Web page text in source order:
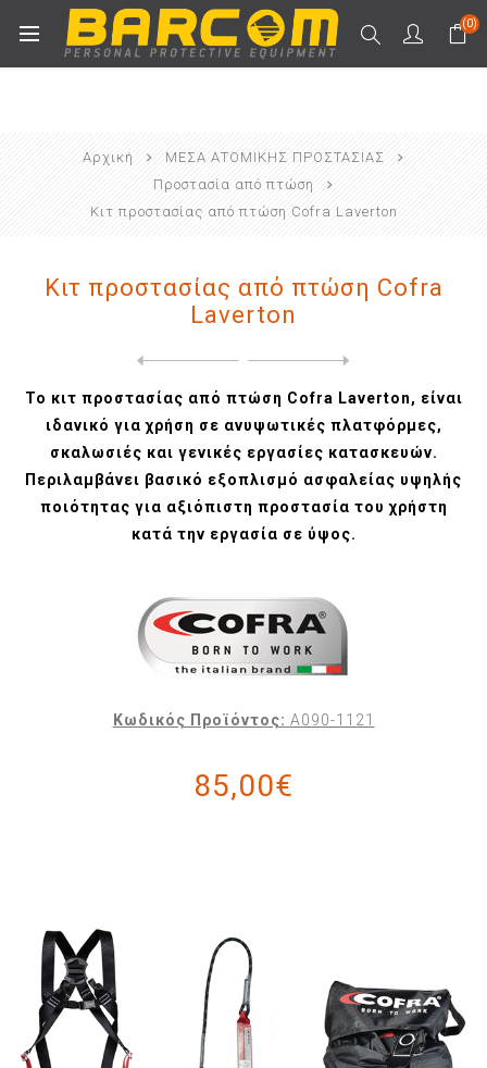
(0)
Αρχική
ΜΕΣΑ ΑΤΟΜΙΚΗΣ ΠΡΟΣΤΑΣΙΑΣ
Προστασία από πτώση
Κιτ προστασίας από πτώση Cofra Laverton
Κιτ προστασίας από πτώση Cofra
Laverton
Το κιτ προστασίας από πτώση Cofra Laverton, είναι
ιδανικό για χρήση σε ανυψωτικές πλατφόρμες,
σκαλωσιές και γενικές εργασίες κατασκευών.
Περιλαμβάνει βασικό εξοπλισμό ασφαλείας υψηλής
ποιότητας για αξιόπιστη προστασία του χρήστη
κατά την εργασία σε ύψος.
Κωδικός Προϊόντος: A090-1121
85,00€